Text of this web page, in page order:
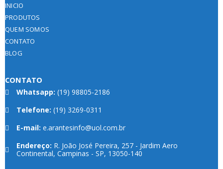
INICIO
PRODUTOS
QUEM SOMOS
CONTATO
BLOG
CONTATO
Whatsapp: (19) 98805-2186
Telefone: (19) 3269-0311
E-mail: e.arantesinfo@uol.com.br
Endereço: R. João José Pereira, 257 - Jardim Aero
Continental, Campinas - SP, 13050-140